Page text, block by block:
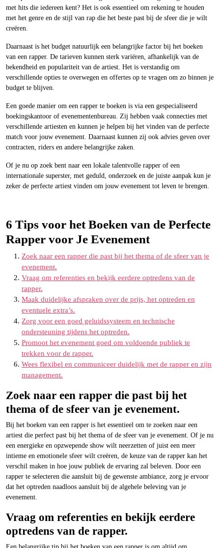
met hits die iedereen kent? Het is ook essentieel om rekening te houden
met het genre en de stijl van rap die het beste past bij de sfeer die je wilt
creëren.
Daarnaast is het budget natuurlijk een belangrijke factor bij het boeken
van een rapper. De tarieven kunnen sterk variëren, afhankelijk van de
bekendheid en populariteit van de artiest. Het is verstandig om
verschillende opties te overwegen en offertes op te vragen om zo binnen je
budget te blijven.
Een goede manier om een rapper te boeken is via een gespecialiseerd
boekingskantoor of evenementenbureau. Zij hebben vaak connecties met
verschillende artiesten en kunnen je helpen bij het vinden van de perfecte
match voor jouw evenement. Daarnaast kunnen zij ook advies geven over
contracten, riders en andere belangrijke zaken.
Of je nu op zoek bent naar een lokale talentvolle rapper of een
internationale superster, met geduld, onderzoek en de juiste aanpak kun je
zeker de perfecte artiest vinden om jouw evenement tot leven te brengen.
6 Tips voor het Boeken van de Perfecte
Rapper voor Je Evenement
Zoek naar een rapper die past bij het thema of de sfeer van je
evenement.
Vraag om referenties en bekijk eerdere optredens van de
rapper.
Maak duidelijke afspraken over de prijs, het optreden en
eventuele extra’s.
Zorg voor een goed geluidssysteem en technische
ondersteuning tijdens het optreden.
Promoot het evenement goed om voldoende publiek te
trekken voor de rapper.
Wees flexibel en communiceer duidelijk met de rapper en zijn
management.
Zoek naar een rapper die past bij het
thema of de sfeer van je evenement.
Bij het boeken van een rapper is het essentieel om te zoeken naar een
artiest die perfect past bij het thema of de sfeer van je evenement. Of je nu
een energieke en opzwepende show wilt neerzetten of juist een meer
intieme en emotionele sfeer wilt creëren, de keuze van de rapper kan het
verschil maken in hoe jouw publiek de ervaring zal beleven. Door een
rapper te selecteren die aansluit bij de gewenste ambiance, zorg je ervoor
dat het optreden naadloos aansluit bij de algehele beleving van je
evenement.
Vraag om referenties en bekijk eerdere
optredens van de rapper.